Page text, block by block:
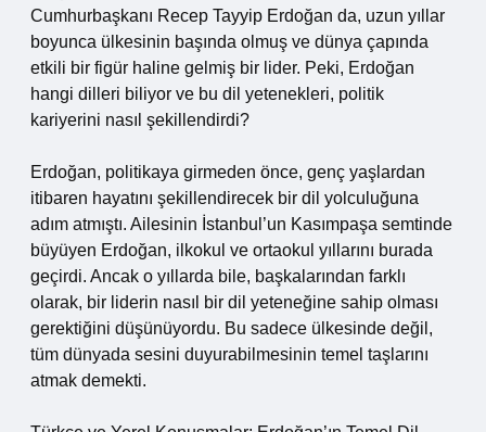
Cumhurbaşkanı Recep Tayyip Erdoğan da, uzun yıllar
boyunca ülkesinin başında olmuş ve dünya çapında
etkili bir figür haline gelmiş bir lider. Peki, Erdoğan
hangi dilleri biliyor ve bu dil yetenekleri, politik
kariyerini nasıl şekillendirdi?
Erdoğan, politikaya girmeden önce, genç yaşlardan
itibaren hayatını şekillendirecek bir dil yolculuğuna
adım atmıştı. Ailesinin İstanbul’un Kasımpaşa semtinde
büyüyen Erdoğan, ilkokul ve ortaokul yıllarını burada
geçirdi. Ancak o yıllarda bile, başkalarından farklı
olarak, bir liderin nasıl bir dil yeteneğine sahip olması
gerektiğini düşünüyordu. Bu sadece ülkesinde değil,
tüm dünyada sesini duyurabilmesinin temel taşlarını
atmak demekti.